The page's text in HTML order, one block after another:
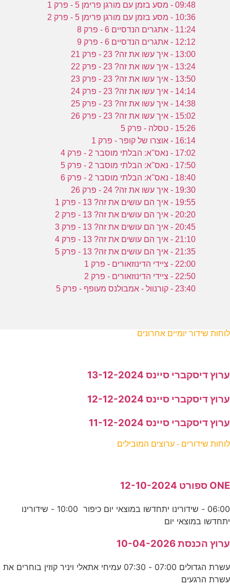
09:48 - מסע בזמן עם מורגן פרימן 5 - פרק 1
10:36 - מסע בזמן עם מורגן פרימן 5 - פרק 2
11:24 - אתגרים הנדסיים 6 - פרק 8
12:12 - אתגרים הנדסיים 6 - פרק 9
13:00 - איך עשו את זה? 23 - פרק 21
13:24 - איך עשו את זה? 23 - פרק 22
13:50 - איך עשו את זה? 23 - פרק 23
14:14 - איך עשו את זה? 23 - פרק 24
14:38 - איך עשו את זה? 23 - פרק 25
15:02 - איך עשו את זה? 23 - פרק 26
15:26 - טסלה - פרק 5
16:14 - אוצרו של קופר - פרק 1
17:02 - נאס''א: הבלתי מוסבר 2 - פרק 4
17:50 - נאס''א: הבלתי מוסבר 2 - פרק 5
18:40 - נאס''א: הבלתי מוסבר 2 - פרק 6
19:30 - איך עשו את זה? 24 - פרק 26
19:55 - איך הם עושים את זה? 13 - פרק 1
20:20 - איך הם עושים את זה? 13 - פרק 2
20:45 - איך הם עושים את זה? 13 - פרק 3
21:10 - איך הם עושים את זה? 13 - פרק 4
21:35 - איך הם עושים את זה? 13 - פרק 5
22:00 - ציידי הדינוזאורים - פרק 1
22:50 - ציידי הדינוזאורים - פרק 2
23:40 - קורנוול - אמבולנס מעופף - פרק 5
לוחות שידור יומיים אחרונים
ערוץ דיסקברי סיינס 13-12-2024
ערוץ דיסקברי סיינס 12-12-2024
ערוץ דיסקברי סיינס 11-12-2024
לוחות שידורים - ערוצים המובילים
ONE ספורט 12-10-2024
06:00 - שידורינו יתחדשו במוצאי יום כיפור 10:00 - שידורינו
יתחדשו במוצאי יום
ערוץ הכנסת 10-04-2026
עשרת הגדולים 07:00 - 07:30 עמיחי אתאלי ויניר קוזין בוחרים את
עשרת הרגעים